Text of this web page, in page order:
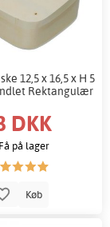
12,5 x 16,5 x H 5
Rektangulær
DKK
Få på lager
Køb